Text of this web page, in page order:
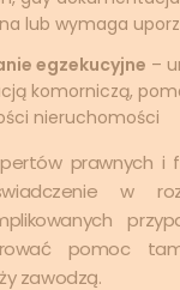
lub wymaga
egzekucyjne –
komorniczą,
nieruchomości
prawnych i
w
pomoc
zawodzą.